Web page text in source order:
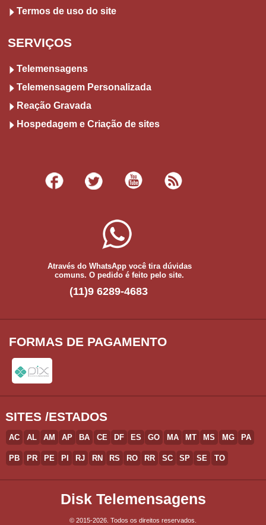
Termos de uso do site
SERVIÇOS
Telemensagens
Telemensagem Personalizada
Reação Gravada
Hospedagem e Criação de sites
Através do WhatsApp você tira dúvidas
comuns. O pedido é feito pelo site.
(11)9 6289-4683
FORMAS DE PAGAMENTO
SITES /ESTADOS
AC AL AM AP BA CE DF ES GO MA MT MS MG PA
PB PR PE PI RJ RN RS RO RR SC SP SE TO
Disk Telemensagens
© 2015-2026. Todos os direitos reservados.